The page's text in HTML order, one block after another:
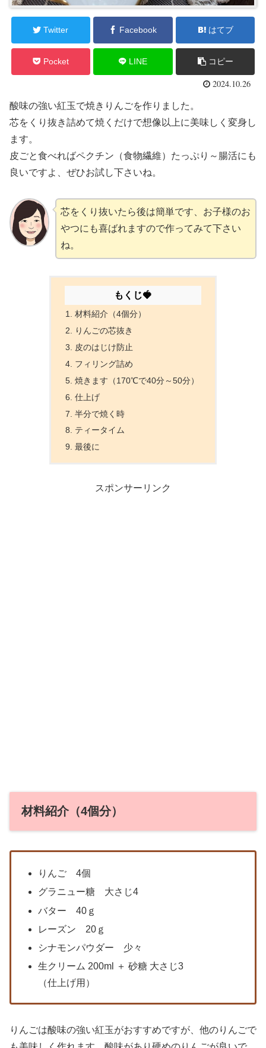
Twitter Facebook はてブ
Pocket LINE コピー
2024.10.26
酸味の強い紅玉で焼きりんごを作りました。
芯をくり抜き詰めて焼くだけで想像以上に美味しく変身し
ます。
皮ごと食べればペクチン（食物繊維）たっぷり～腸活にも
良いですよ、ぜひお試し下さいね。
芯をくり抜いたら後は簡単です、お子様のお
やつにも喜ばれますので作ってみて下さい
ね。
もくじ🍓
材料紹介（4個分）
りんごの芯抜き
皮のはじけ防止
フィリング詰め
焼きます（170℃で40分～50分）
仕上げ
半分で焼く時
ティータイム
最後に
スポンサーリンク
材料紹介（4個分）
りんご 4個
グラニュー糖 大さじ4
バター 40ｇ
レーズン 20ｇ
シナモンパウダー 少々
生クリーム 200ml ＋ 砂糖 大さじ3
（仕上げ用）
りんごは酸味の強い紅玉がおすすめですが、他のりんごで